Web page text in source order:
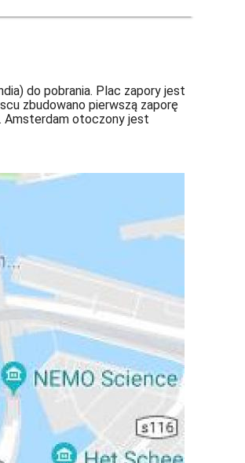
do pobrania. Plac zapory jest
zbudowano pierwszą zaporę
Amsterdam otoczony jest